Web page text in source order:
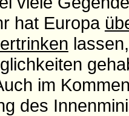
hat Europa
im
des